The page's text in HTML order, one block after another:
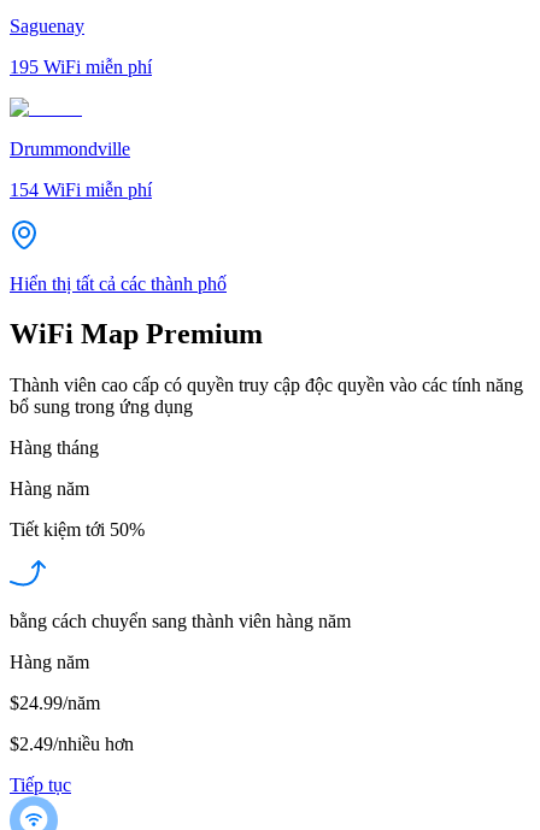
Saguenay
195 WiFi miễn phí
Drummondville
154 WiFi miễn phí
Hiển thị tất cả các thành phố
WiFi Map Premium
Thành viên cao cấp có quyền truy cập độc quyền vào các tính năng
bổ sung trong ứng dụng
Hàng tháng
Hàng năm
Tiết kiệm tới 50%
bằng cách chuyển sang thành viên hàng năm
Hàng năm
$24.99/năm
$2.49/nhiều hơn
Tiếp tục